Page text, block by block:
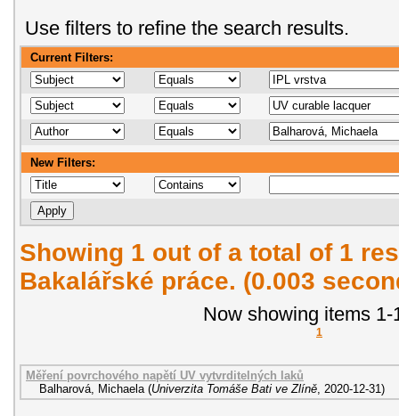
Use filters to refine the search results.
Current Filters:
New Filters:
Showing 1 out of a total of 1
Bakalářské práce. (0.003
Now showing items 1-
1
Měření povrchového napětí UV vytvrditelných laků
Balharová, Michaela (Univerzita Tomáše Bati ve Zlíně, 2020-12-31)